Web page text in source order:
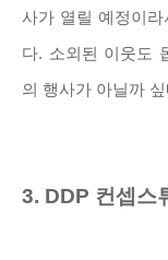
사가 열릴 예정이
다. 소외된 이웃도
의 행사가 아닐까
3. DDP 컨셉스